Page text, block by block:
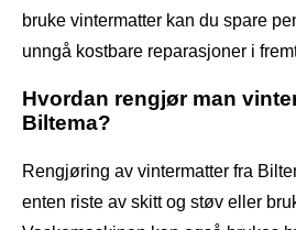
bruke vintermatter kan du spare
unngå kostbare reparasjoner i
Hvordan rengjør man
Biltema?
Rengjøring av vintermatter fra
enten riste av skitt og støv eller